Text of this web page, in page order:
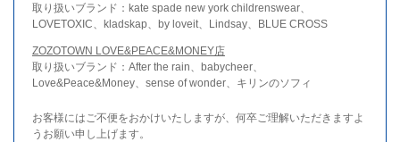
取り扱いブランド：kate spade new york childrenswear、
LOVETOXIC、kladskap、by loveit、Lindsay、BLUE CROSS
ZOZOTOWN LOVE&PEACE&MONEY店
取り扱いブランド：After the rain、babycheer、
Love&Peace&Money、sense of wonder、キリンのソフィ
お客様にはご不便をおかけいたしますが、何卒ご理解いただきますよ
うお願い申し上げます。